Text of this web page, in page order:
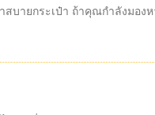
บายกระเป๋า ถ้าคุณกำลังมอ